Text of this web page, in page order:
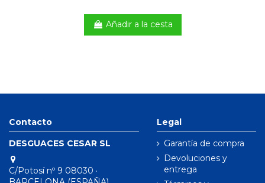
Añadir a la cesta
Contacto
DESGUACES CESAR SL
C/Potosí nº 9 08030 ·
Legal
Garantía de compra
Devoluciones y
entrega